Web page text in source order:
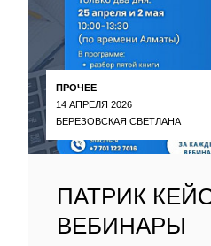
ПРОЧЕЕ
14 АПРЕЛЯ 2026
БЕРЕЗОВСКАЯ СВЕТЛАНА
ПАТРИК
ВЕБИНАРЫ